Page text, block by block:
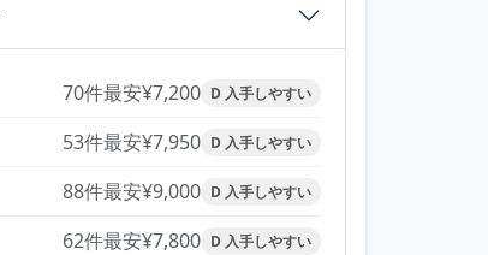
70件最安¥7,200 D 入手しやすい
53件最安¥7,950 D 入手しやすい
88件最安¥9,000 D 入手しやすい
62件最安¥7,800 D 入手しやすい